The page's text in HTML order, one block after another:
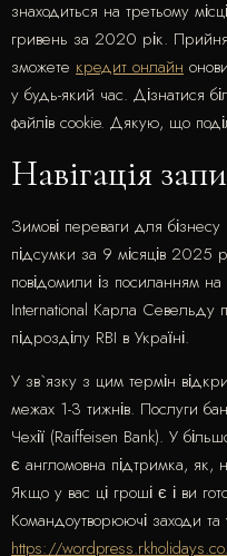
знаходиться на третьому
гривень за 2020 рік.
зможете кредит онлайн
у будь-який час. Дізнатися
файлів cookie. Дякую, що
Навігація
Зимові переваги для
підсумки за 9 місяців 2025
повідомили із посиланням на
International Карла
підрозділу RBI в Україні.
У зв`язку з цим термін
межах 1-3 тижнів. Послуги
Чехії (Raiffeisen Bank). У
є англомовна підтримка,
Якщо у вас ці гроші є і ви
Командоутворюючі заходи та
https://